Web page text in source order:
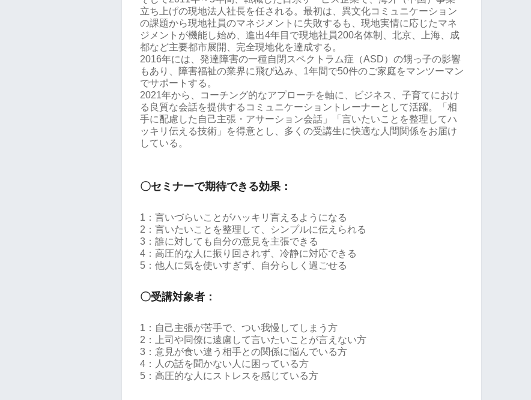
立ち上げの現地法人社長を任される。最初は、異文化コミュニケーション
の課題から現地社員のマネジメントに失敗するも、現地実情に応じたマネ
ジメントが機能し始め、進出4年目で現地社員200名体制、北京、上海、成
都など主要都市展開、完全現地化を達成する。
2016年には、発達障害の一種自閉スペクトラム症（ASD）の甥っ子の影響
もあり、障害福祉の業界に飛び込み、1年間で50件のご家庭をマンツーマン
でサポートする。
2021年から、コーチング的なアプローチを軸に、ビジネス、子育てにおけ
る良質な会話を提供するコミュニケーショントレーナーとして活躍。「相
手に配慮した自己主張・アサーション会話」「言いたいことを整理してハ
ッキリ伝える技術」を得意とし、多くの受講生に快適な人間関係をお届け
している。
〇セミナーで期待できる効果：
1：言いづらいことがハッキリ言えるようになる
2：言いたいことを整理して、シンプルに伝えられる
3：誰に対しても自分の意見を主張できる
4：高圧的な人に振り回されず、冷静に対応できる
5：他人に気を使いすぎず、自分らしく過ごせる
〇受講対象者：
1：自己主張が苦手で、つい我慢してしまう方
2：上司や同僚に遠慮して言いたいことが言えない方
3：意見が食い違う相手との関係に悩んでいる方
4：人の話を聞かない人に困っている方
5：高圧的な人にストレスを感じている方